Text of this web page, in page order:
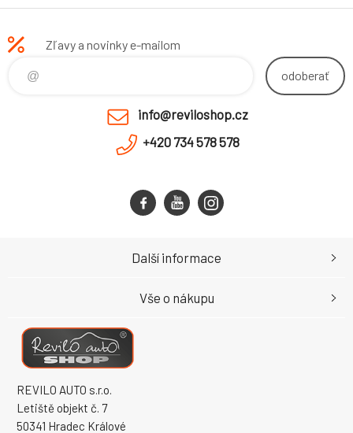
Zľavy a novinky e-mailom
odoberať
info@reviloshop.cz
+420 734 578 578
REVILO AUTO s.r.o.
Letiště objekt č. 7
50341 Hradec Králové
Další informace
Vše o nákupu